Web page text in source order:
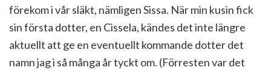
förekom i vår släkt, nämligen Sissa. När min kusin fick
sin första dotter, en Cissela, kändes det inte längre
aktuellt att ge en eventuellt kommande dotter det
namn jag i så många år tyckt om. (Förresten var det